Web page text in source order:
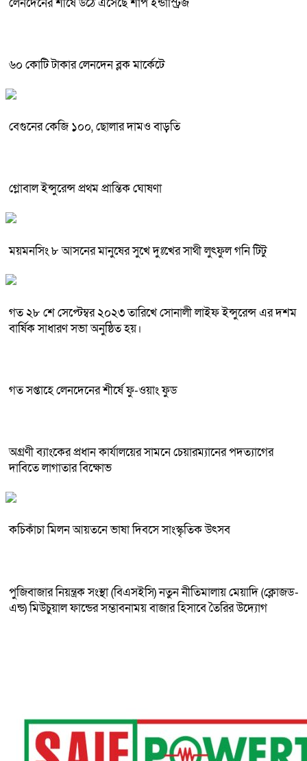
৬০ কোটি টাকার লেনদেন ব্লক মার্কেটে
বেগুনের কেজি ১০০, ছোলার দামও বাড়তি
গ্লোবাল ইন্সুরেন্স প্রথম প্রান্তিক ঘোষণা
ময়মনসিং ৮ আসনের মানুষের সুখে দুঃখের সাথী লুৎফুল গনি টিটু
গত ২৮ শে সেপ্টেম্বর ২০২৩ তারিখে সোনালী লাইফ ইন্সুরেন্স এর দশম
বার্ষিক সাধারণ সভা অনুষ্ঠিত হয়।
গত সপ্তাহে লেনদেনের শীর্ষে ফু-ওয়াং ফুড
অগ্রণী ব্যাংকের প্রধান কার্যালয়ের সামনে চেয়ারম্যানের পদত্যাগের
দাবিতে লাগাতার বিক্ষোভ
কচিকাঁচা মিলন আয়তনে ভাষা দিবসে সাংস্কৃতিক উৎসব
পুজিবাজার নিয়ন্ত্রক সংস্থা (বিএসইসি) নতুন নীতিমালায় মেয়াদি (ক্লোজড-
এন্ড) মিউচুয়াল ফান্ডের সম্ভাবনাময় বাজার হিসাবে তৈরির উদ্যোগ